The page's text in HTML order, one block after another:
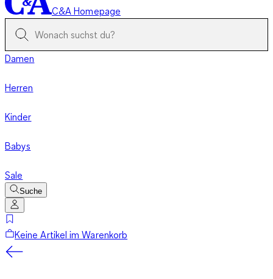
C&A Homepage
Damen
Herren
Kinder
Babys
Sale
Suche
Keine Artikel im Warenkorb